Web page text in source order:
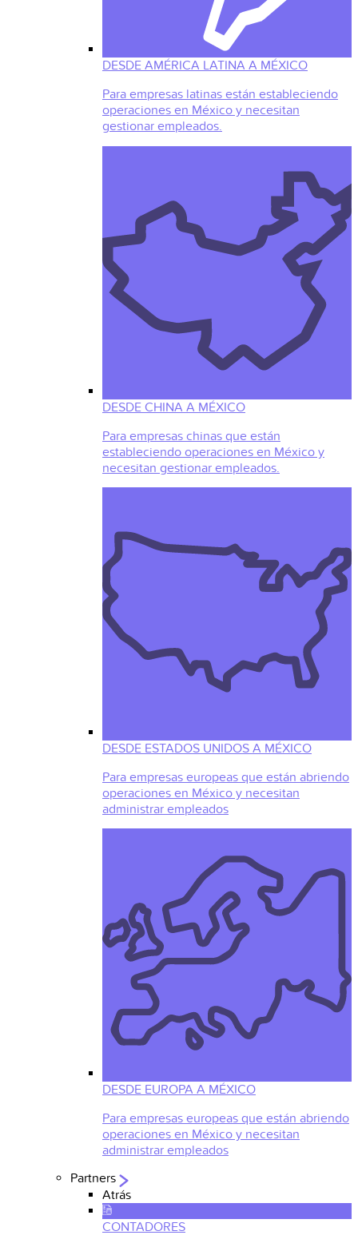
DESDE AMÉRICA LATINA A MÉXICO
Para empresas latinas están estableciendo
operaciones en México y necesitan
gestionar empleados.
DESDE CHINA A MÉXICO
Para empresas chinas que están
estableciendo operaciones en México y
necesitan gestionar empleados.
DESDE ESTADOS UNIDOS A MÉXICO
Para empresas europeas que están abriendo
operaciones en México y necesitan
administrar empleados
DESDE EUROPA A MÉXICO
Para empresas europeas que están abriendo
operaciones en México y necesitan
administrar empleados
Partners
Atrás
CONTADORES